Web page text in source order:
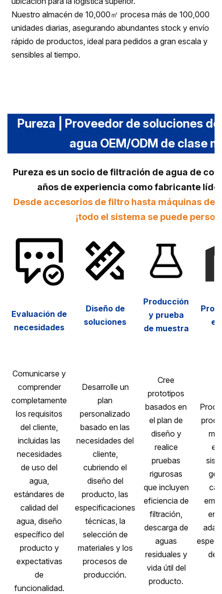
Nuestro almacén de 10,000㎡ procesa más de 100,000
unidades diarias, asegurando abundantes stock y envío
rápido de productos, ideal para pedidos a gran escala y
sensibles al tiempo.
Pureza | Proveedor de soluciones
agua OEM/ODM de clase
Pureza es un socio de filtración de agua de
años de experiencia como fabricante
Desde accesorios de filtro hasta máquinas de
¡todo el sistema se puede
Evaluación de
necesidades
Diseño de
soluciones
Producción
y prueba
de muestra
Comunicarse y
comprender
completamente
los requisitos
del cliente,
incluidas las
necesidades
de uso del
agua,
estándares de
calidad del
agua, diseño
específico del
producto y
expectativas
de
funcionalidad.
Desarrolle un
plan
personalizado
basado en las
necesidades del
cliente,
cubriendo el
diseño del
producto, las
especificaciones
técnicas, la
selección de
materiales y los
procesos de
producción.
Cree
prototipos
basados en
el plan de
diseño y
realice
pruebas
rigurosas
que incluyen
eficiencia de
filtración,
descarga de
aguas
residuales y
vida útil del
producto.
del